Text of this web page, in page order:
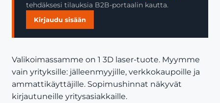
Yhteystiedot
tehdäksesi tilauksia B2B-portaalin kautta.
Kirjaudu sisään
Valikoimassamme on 1 3D laser-tuote. Myymme
vain yrityksille: jälleenmyyjille, verkkokaupoille ja
ammattikäyttäjille. Sopimushinnat näkyvät
kirjautuneille yritysasiakkaille.